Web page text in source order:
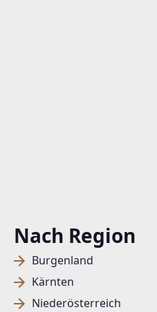
Nach Region
Burgenland
Kärnten
Niederösterreich